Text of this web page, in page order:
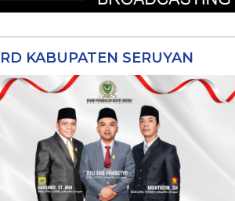
KABUPATEN SERUYAN